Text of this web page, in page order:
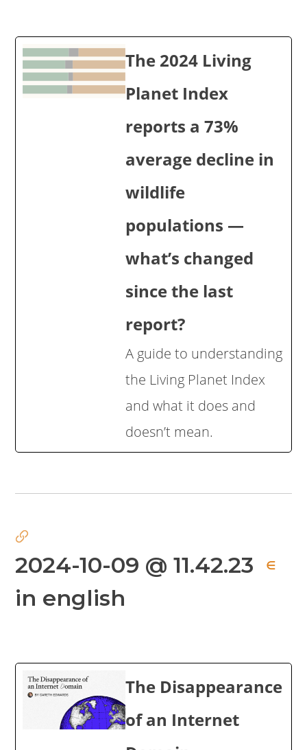
The 2024 Living
Planet Index
reports a 73%
average decline in
wildlife
populations —
what’s changed
since the last
report?
A guide to understanding
the Living Planet Index
and what it does and
doesn’t mean.
2024-10-09 @ 11.42.23 ∈
in english
The Disappearance
of an Internet